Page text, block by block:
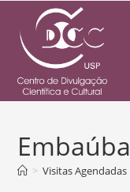
Embaúba
> Visitas Agendadas